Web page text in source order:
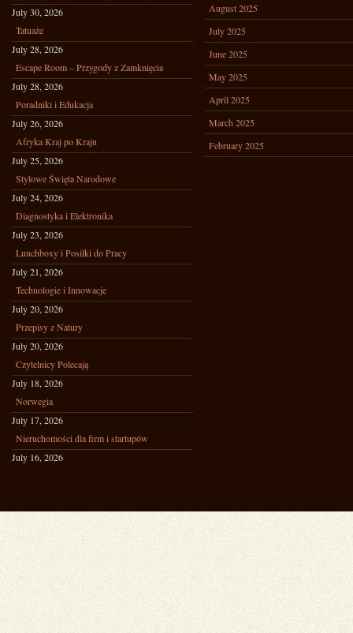
July 30, 2026
Tatuaże
July 28, 2026
Escape Room – Przygody z Zamknięcia
July 28, 2026
Poradniki i Edukacja
July 26, 2026
Afryka Kraj po Kraju
July 25, 2026
Stylowe Święta Narodowe
July 24, 2026
Diagnostyka i Elektronika
July 23, 2026
Lunchboxy i Posiłki do Pracy
July 21, 2026
Technologie i Innowacje
July 20, 2026
Przepisy z Natury
July 20, 2026
Czytelnicy Polecają
July 18, 2026
Norwegia
July 17, 2026
Nieruchomości dla firm i startupów
July 16, 2026
August 2025
July 2025
June 2025
May 2025
April 2025
March 2025
February 2025